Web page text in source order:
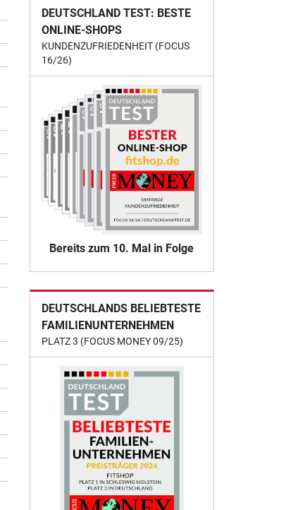
DEUTSCHLAND TEST: BESTE
ONLINE-SHOPS
KUNDENZUFRIEDENHEIT (FOCUS
16/26)
Bereits zum 10. Mal in Folge
DEUTSCHLANDS BELIEBTESTE
FAMILIENUNTERNEHMEN
PLATZ 3 (FOCUS MONEY 09/25)